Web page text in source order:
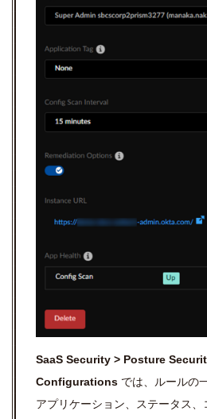
SaaS Security > Posture
Configurations では、ルールの
アプリケーション、ステータス